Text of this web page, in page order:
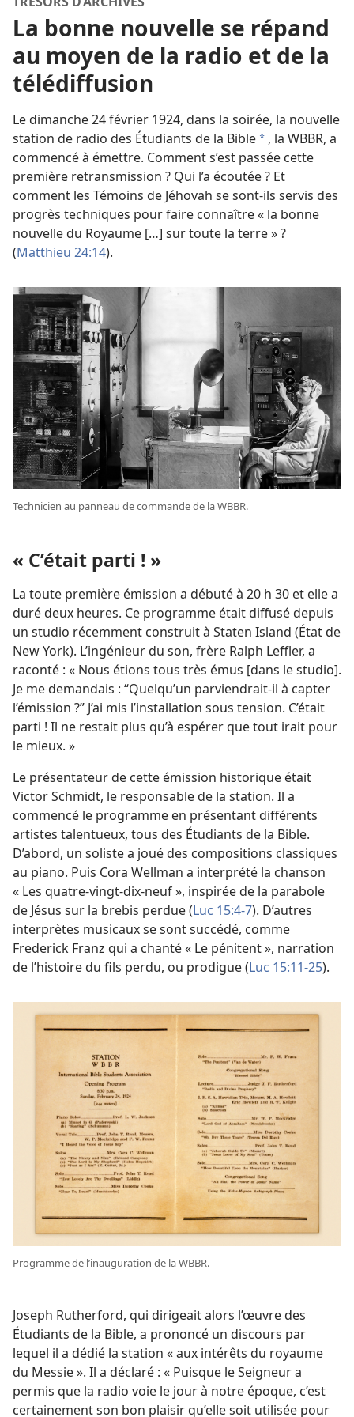
La bonne nouvelle se répand
au moyen de la radio et de la
télédiffusion
Le dimanche 24 février 1924, dans la soirée, la nouvelle
station de radio des Étudiants de la Bible a , la WBBR, a
commencé à émettre. Comment s’est passée cette
première retransmission ? Qui l’a écoutée ? Et
comment les Témoins de Jéhovah se sont-​ils servis des
progrès techniques pour faire connaître « la bonne
nouvelle du Royaume […] sur toute la terre » ?
(Matthieu 24:14).
Technicien au panneau de commande de la WBBR.
« C’était parti ! »
La toute première émission a débuté à 20 h 30 et elle a
duré deux heures. Ce programme était diffusé depuis
un studio récemment construit à Staten Island (État de
New York). L’ingénieur du son, frère Ralph Leffler, a
raconté : « Nous étions tous très émus [dans le studio].
Je me demandais : “Quelqu’un parviendrait-​il à capter
l’émission ?” J’ai mis l’installation sous tension. C’était
parti ! Il ne restait plus qu’à espérer que tout irait pour
le mieux. »
Le présentateur de cette émission historique était
Victor Schmidt, le responsable de la station. Il a
commencé le programme en présentant différents
artistes talentueux, tous des Étudiants de la Bible.
D’abord, un soliste a joué des compositions classiques
au piano. Puis Cora Wellman a interprété la chanson
« Les quatre-vingt-dix-neuf », inspirée de la parabole
de Jésus sur la brebis perdue (Luc 15:4-7). D’autres
interprètes musicaux se sont succédé, comme
Frederick Franz qui a chanté « Le pénitent », narration
de l’histoire du fils perdu, ou prodigue (Luc 15:11-25).
Programme de l’inauguration de la WBBR.
Joseph Rutherford, qui dirigeait alors l’œuvre des
Étudiants de la Bible, a prononcé un discours par
lequel il a dédié la station « aux intérêts du royaume
du Messie ». Il a déclaré : « Puisque le Seigneur a
permis que la radio voie le jour à notre époque, c’est
certainement son bon plaisir qu’elle soit utilisée pour